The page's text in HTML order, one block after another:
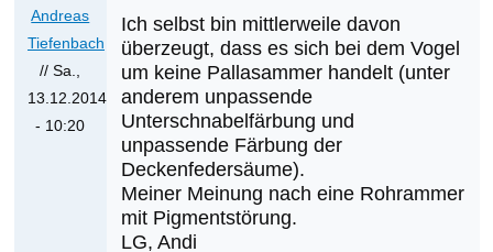
Erstnachweise
sein?
von
Klaus
Cerjak
Andreas
Tiefenbach
// Sa.,
13.12.2014
- 10:20
Ich selbst bin mittlerweile davon
überzeugt, dass es sich bei dem Vogel
um keine Pallasammer handelt (unter
anderem unpassende
Unterschnabelfärbung und
unpassende Färbung der
Deckenfedersäume).
Meiner Meinung nach eine Rohrammer
mit Pigmentstörung.
LG, Andi